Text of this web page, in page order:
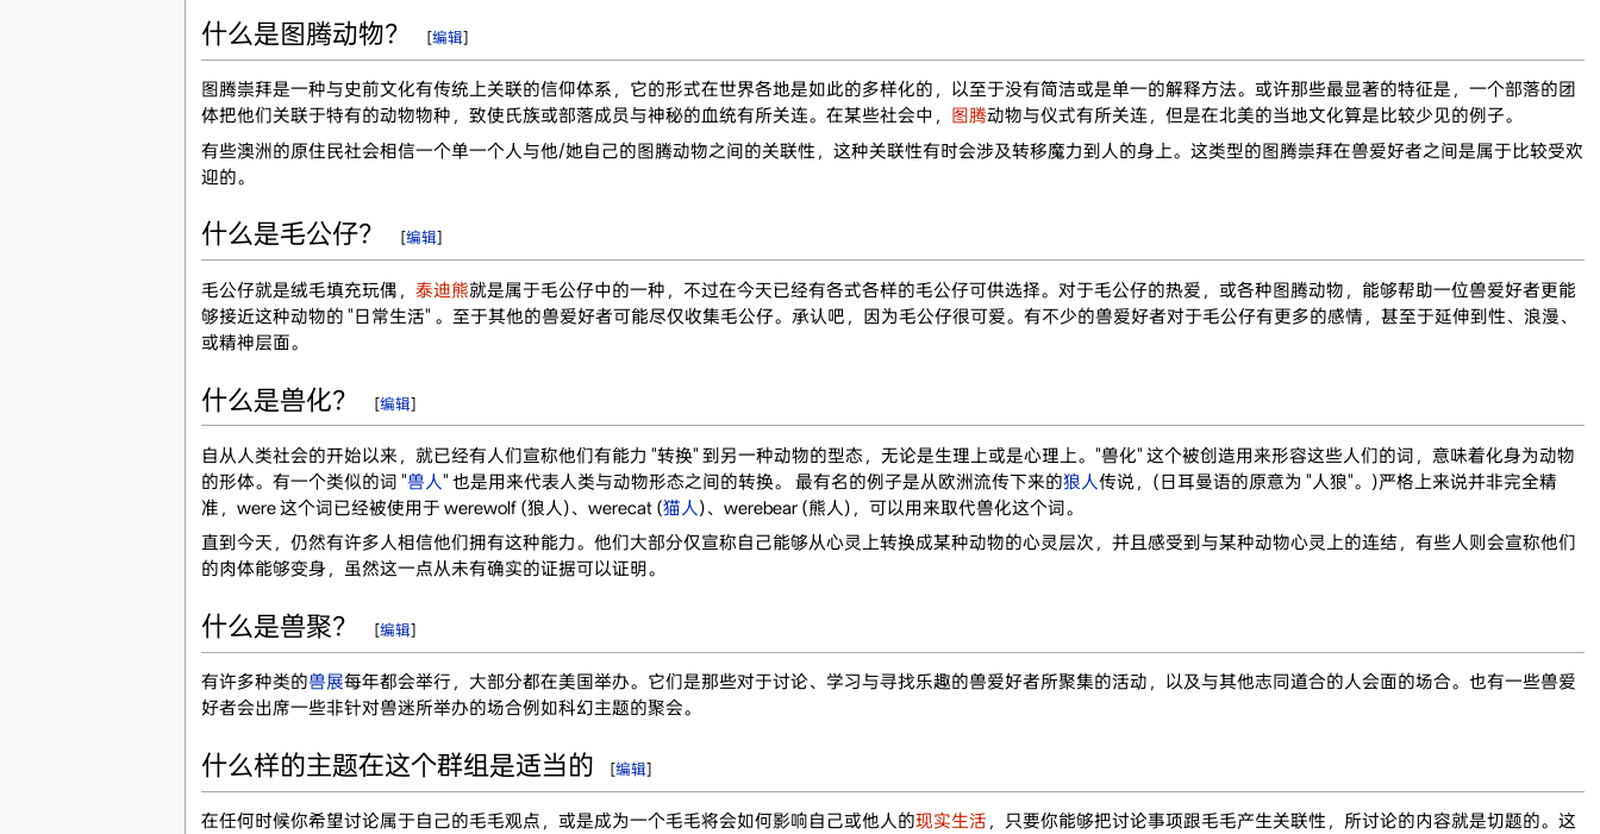
什么是图腾动物？ [编辑]
图腾崇拜是一种与史前文化有传统上关联的信仰体系，它的形式在世界各地是如此的多样化的，以至于没有简洁或是单一的解释方法。或许那些最显著的特征是，一个部落的团
体把他们关联于特有的动物物种，致使氏族或部落成员与神秘的血统有所关连。在某些社会中， 图腾动物与仪式有所关连，但是在北美的当地文化算是比较少见的例子。
有些澳洲的原住民社会相信一个单一个人与他/她自己的图腾动物之间的关联性，这种关联性有时会涉及转移魔力到人的身上。这类型的图腾崇拜在兽爱好者之间是属于比较受欢
迎的。
什么是毛公仔？ [编辑]
毛公仔就是绒毛填充玩偶， 泰迪熊就是属于毛公仔中的一种，不过在今天已经有各式各样的毛公仔可供选择。对于毛公仔的热爱，或各种图腾动物，能够帮助一位兽爱好者更能
够接近这种动物的 "日常生活" 。至于其他的兽爱好者可能尽仅收集毛公仔。承认吧，因为毛公仔很可爱。有不少的兽爱好者对于毛公仔有更多的感情，甚至于延伸到性、浪漫、
或精神层面。
什么是兽化？ [编辑]
自从人类社会的开始以来，就已经有人们宣称他们有能力 "转换" 到另一种动物的型态，无论是生理上或是心理上。"兽化" 这个被创造用来形容这些人们的词，意味着化身为动物
的形体。有一个类似的词 "兽人" 也是用来代表人类与动物形态之间的转换。 最有名的例子是从欧洲流传下来的狼人传说，(日耳曼语的原意为 "人狼"。)严格上来说并非完全精
准，were 这个词已经被使用于 werewolf (狼人)、werecat (猫人)、werebear (熊人)，可以用来取代兽化这个词。
直到今天，仍然有许多人相信他们拥有这种能力。他们大部分仅宣称自己能够从心灵上转换成某种动物的心灵层次，并且感受到与某种动物心灵上的连结，有些人则会宣称他们
的肉体能够变身，虽然这一点从未有确实的证据可以证明。
什么是兽聚？ [编辑]
有许多种类的兽展每年都会举行，大部分都在美国举办。它们是那些对于讨论、学习与寻找乐趣的兽爱好者所聚集的活动，以及与其他志同道合的人会面的场合。也有一些兽爱
好者会出席一些非针对兽迷所举办的场合例如科幻主题的聚会。
什么样的主题在这个群组是适当的 [编辑]
在任何时候你希望讨论属于自己的毛毛观点，或是成为一个毛毛将会如何影响自己或他人的现实生活 ，只要你能够把讨论事项跟毛毛产生关联性，所讨论的内容就是切题的。这